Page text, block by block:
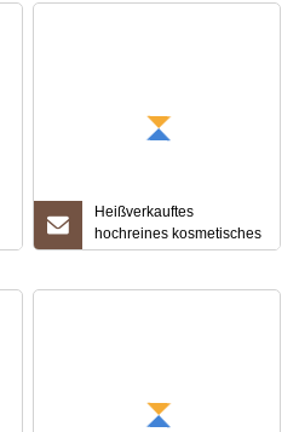
Heißverkauftes
hochreines kosmetisches
Pulver 4‘-